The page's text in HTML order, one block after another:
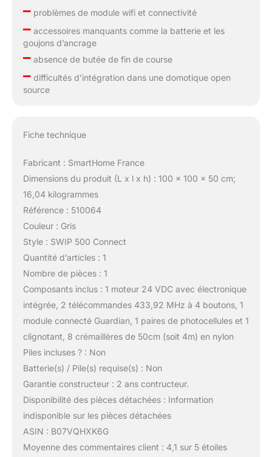
–problèmes de module wifi et connectivité
–accessoires manquants comme la batterie et les
goujons d’ancrage
–absence de butée de fin de course
–difficultés d’intégration dans une domotique open
source
Fiche technique
Fabricant : SmartHome France
Dimensions du produit (L x l x h) : 100 x 100 x 50 cm;
16,04 kilogrammes
Référence : 510064
Couleur : Gris
Style : SWIP 500 Connect
Quantité d’articles : 1
Nombre de pièces : 1
Composants inclus : 1 moteur 24 VDC avec électronique
intégrée, 2 télécommandes 433,92 MHz à 4 boutons, 1
module connecté Guardian, 1 paires de photocellules et 1
clignotant, 8 crémaillères de 50cm (soit 4m) en nylon
Piles incluses ? : Non
Batterie(s) / Pile(s) requise(s) : Non
Garantie constructeur : 2 ans contructeur.
Disponibilité des pièces détachées : Information
indisponible sur les pièces détachées
ASIN : B07VQHXK6G
Moyenne des commentaires client : 4,1 sur 5 étoiles